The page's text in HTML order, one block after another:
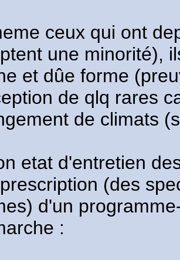
ceux qui ont
une minorité),
et dûe forme
de qlq rares
de climats
etat d'entretien
(des
d'un
: